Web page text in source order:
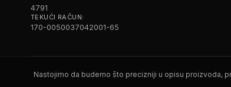
4791
TEKUĆI RAČUN:
170-0050037042001-65
Nastojimo da budemo što precizniji u opisu proizvoda,